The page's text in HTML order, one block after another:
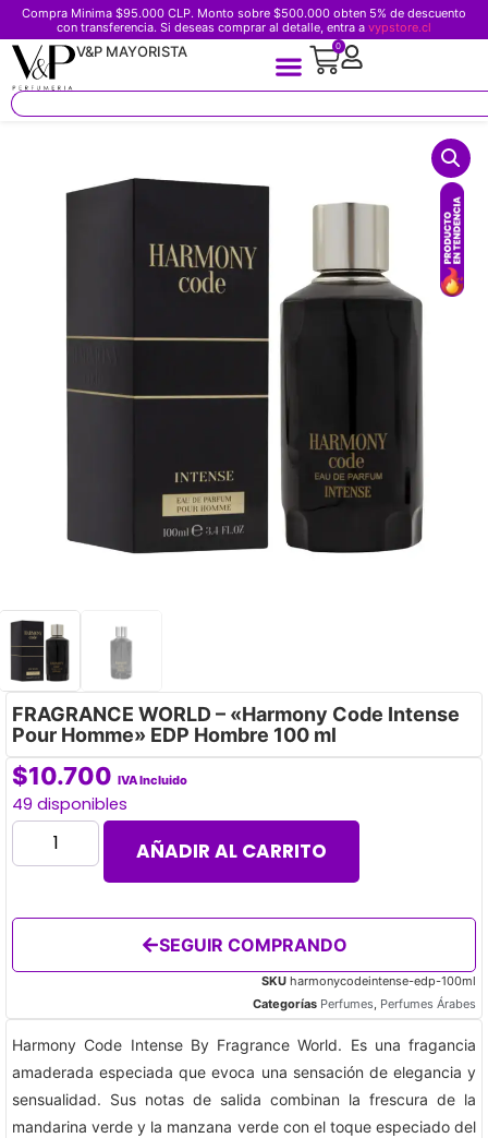
Compra Minima $95.000 CLP. Monto sobre $500.000 obten 5% de descuento
con transferencia. Si deseas comprar al detalle, entra a vypstore.cl
V&P MAYORISTA 0
FRAGRANCE WORLD – «Harmony Code Intense
Pour Homme» EDP Hombre 100 ml
$10.700 IVA Incluido
49 disponibles
AÑADIR AL CARRITO
SEGUIR COMPRANDO
SKU harmonycodeintense-edp-100ml
Categorías Perfumes, Perfumes Árabes
Harmony Code Intense By Fragrance World. Es una fragancia
amaderada especiada que evoca una sensación de elegancia y
sensualidad. Sus notas de salida combinan la frescura de la
mandarina verde y la manzana verde con el toque especiado del